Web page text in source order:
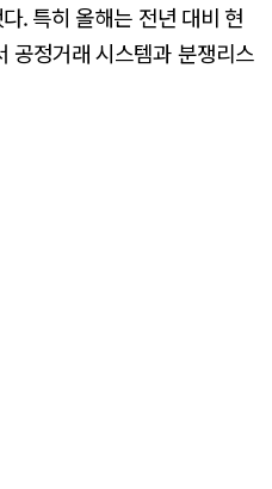
. 특히 올해는 전년 대비 현
공정거래 시스템과 분쟁리스